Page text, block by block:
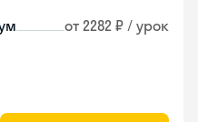
от 2282 ₽ / урок